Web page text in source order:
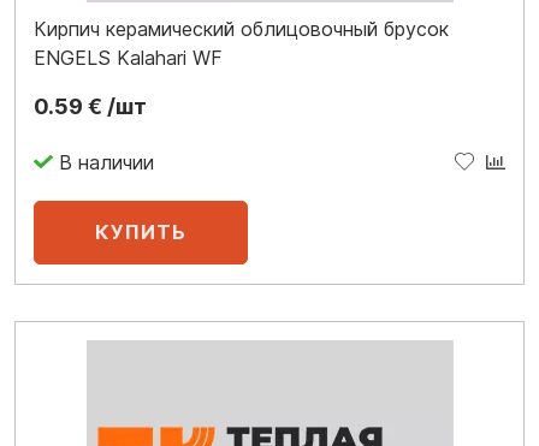
Кирпич керамический облицовочный брусок
ENGELS Kalahari WF
0.59 € /шт